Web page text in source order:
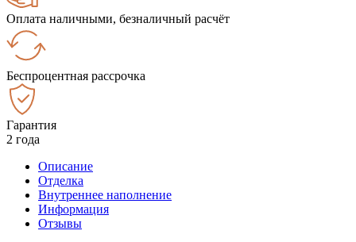
Оплата наличными, безналичный расчёт
Беспроцентная рассрочка
Гарантия
2 года
Описание
Отделка
Внутреннее наполнение
Информация
Отзывы